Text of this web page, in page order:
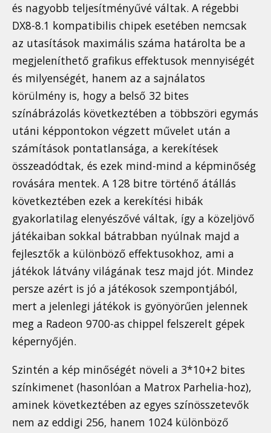
és nagyobb teljesítményűvé váltak. A régebbi
DX8-8.1 kompatibilis chipek esetében nemcsak
az utasítások maximális száma határolta be a
megjeleníthető grafikus effektusok mennyiségét
és milyenségét, hanem az a sajnálatos
körülmény is, hogy a belső 32 bites
színábrázolás következtében a többszöri egymás
utáni képpontokon végzett művelet után a
számítások pontatlansága, a kerekítések
összeadódtak, és ezek mind-mind a képminőség
rovására mentek. A 128 bitre történő átállás
következtében ezek a kerekítési hibák
gyakorlatilag elenyészővé váltak, így a közeljövő
játékaiban sokkal bátrabban nyúlnak majd a
fejlesztők a különböző effektusokhoz, ami a
játékok látvány világának tesz majd jót. Mindez
persze azért is jó a játékosok szempontjából,
mert a jelenlegi játékok is gyönyörűen jelennek
meg a Radeon 9700-as chippel felszerelt gépek
képernyőjén.
Szintén a kép minőségét növeli a 3*10+2 bites
színkimenet (hasonlóan a Matrox Parhelia-hoz),
aminek következtében az egyes színösszetevők
nem az eddigi 256, hanem 1024 különböző